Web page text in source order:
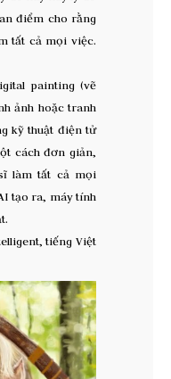
điểm cho rằng
tất cả mọi việc.
painting (vẽ
ảnh hoặc tranh
kỹ thuật điện tử
cách đơn giản,
làm tất cả mọi
tạo ra, máy tính
tiếng Việt